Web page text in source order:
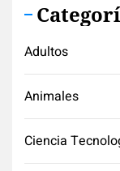
Adultos
Animales
Ciencia